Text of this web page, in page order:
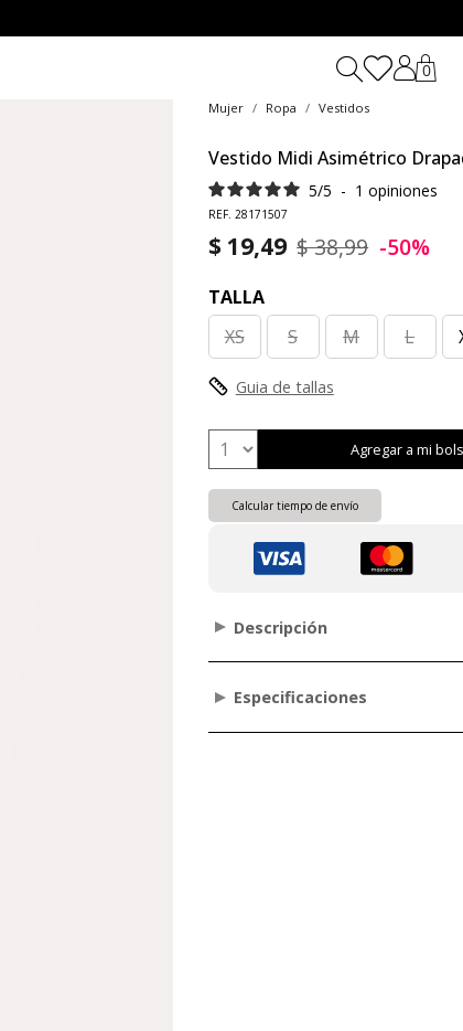
0
Mujer Ropa Vestidos
Vestido Midi Asimétrico
5/5 - 1 opiniones
REF. 28171507
$ 19,49 $ 38,99 -50%
TALLA
XS
S M L
Guia de tallas
Agregar a mi
Calcular tiempo de envío
Descripción
Especificaciones